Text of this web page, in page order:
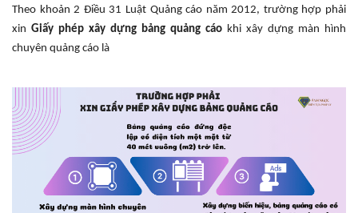
Theo khoản 2 Điều 31 Luật Quảng cáo năm 2012, trường hợp phải
xin Giấy phép xây dựng bảng quảng cáo khi xây dựng màn hình
chuyên quảng cáo là